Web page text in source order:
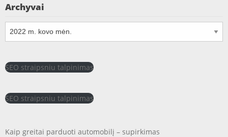
Archyvai
Archyvai
SEO straipsniu talpinimas
SEO straipsniu talpinimas
Kaip greitai parduoti automobilį – supirkimas